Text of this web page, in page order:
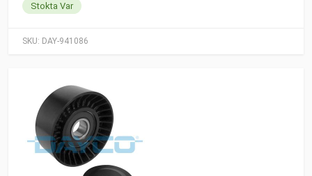
SKU: DAY-941086
Stokta Var